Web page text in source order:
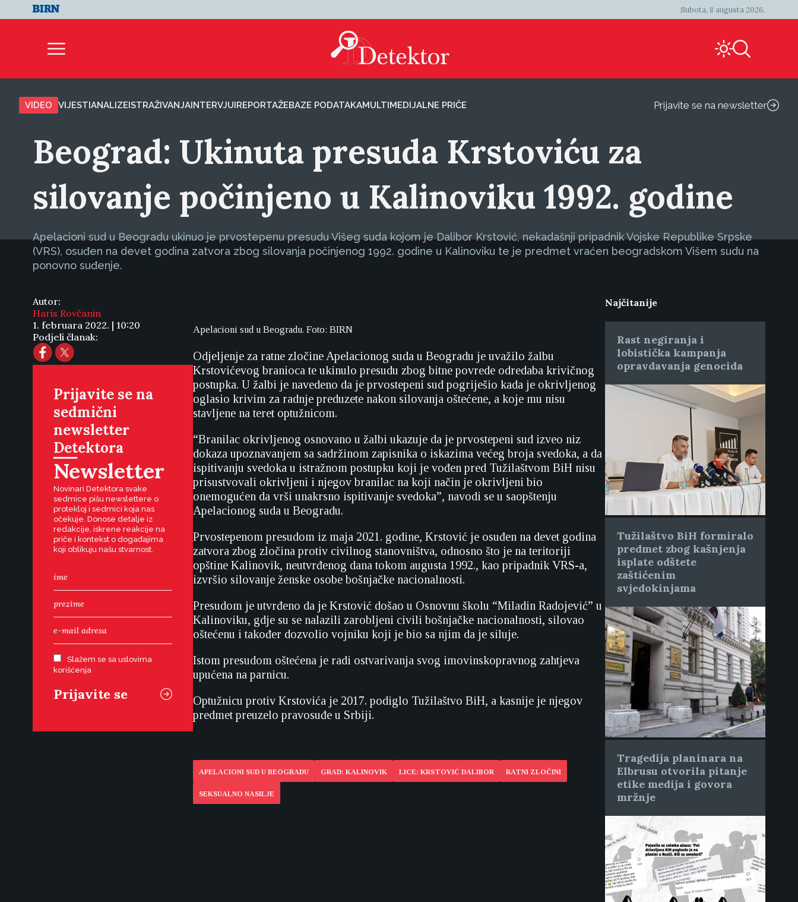
Subota, 8 augusta 2026.
VIDEO VIJESTIANALIZEISTRAŽIVANJAINTERVJUIREPORTAŽEBAZE PODATAKAMULTIMEDIJALNE PRIČE Prijavite se na newsletter
Beograd: Ukinuta presuda Krstoviću za
silovanje počinjeno u Kalinoviku 1992. godine
Apelacioni sud u Beogradu ukinuo je prvostepenu presudu Višeg suda kojom je Dalibor Krstović, nekadašnji pripadnik Vojske Republike Srpske
(VRS), osuđen na devet godina zatvora zbog silovanja počinjenog 1992. godine u Kalinoviku te je predmet vraćen beogradskom Višem sudu na
ponovno suđenje.
Autor:
Haris Rovčanin
1. februara 2022. | 10:20
Podjeli članak:
Prijavite se na
sedmični
newsletter
Detektora
Newsletter
Novinari Detektora svake
sedmice pišu newslettere o
protekloj i sedmici koja nas
očekuje. Donose detalje iz
redakcije, iskrene reakcije na
priče i kontekst o događajima
koji oblikuju našu stvarnost.
Slažem se sa uslovima
korišćenja
Apelacioni sud u Beogradu. Foto: BIRN
Odjeljenje za ratne zločine Apelacionog suda u Beogradu je uvažilo žalbu
Krstovićevog branioca te ukinulo presudu zbog bitne povrede odredaba krivičnog
postupka. U žalbi je navedeno da je prvostepeni sud pogriješio kada je okrivljenog
oglasio krivim za radnje preduzete nakon silovanja oštećene, a koje mu nisu
stavljene na teret optužnicom.
“Branilac okrivljenog osnovano u žalbi ukazuje da je prvostepeni sud izveo niz
dokaza upoznavanjem sa sadržinom zapisnika o iskazima većeg broja svedoka, a da
ispitivanju svedoka u istražnom postupku koji je vođen pred Tužilaštvom BiH nisu
prisustvovali okrivljeni i njegov branilac na koji način je okrivljeni bio
onemogućen da vrši unakrsno ispitivanje svedoka”, navodi se u saopštenju
Apelacionog suda u Beogradu.
Prvostepenom presudom iz maja 2021. godine, Krstović je osuđen na devet godina
zatvora zbog zločina protiv civilnog stanovništva, odnosno što je na teritoriji
opštine Kalinovik, neutvrđenog dana tokom augusta 1992., kao pripadnik VRS-a,
izvršio silovanje ženske osobe bošnjačke nacionalnosti.
Presudom je utvrđeno da je Krstović došao u Osnovnu školu “Miladin Radojević” u
Kalinoviku, gdje su se nalazili zarobljeni civili bošnjačke nacionalnosti, silovao
oštećenu i također dozvolio vojniku koji je bio sa njim da je siluje.
Istom presudom oštećena je radi ostvarivanja svog imovinskopravnog zahtjeva
upućena na parnicu.
Optužnicu protiv Krstovića je 2017. podiglo Tužilaštvo BiH, a kasnije je njegov
predmet preuzelo pravosuđe u Srbiji.
APELACIONI SUD U BEOGRADU GRAD: KALINOVIK LICE: KRSTOVIĆ DALIBOR RATNI ZLOČINI
SEKSUALNO NASILJE
Najčitanije
Rast negiranja i
lobistička kampanja
opravdavanja genocida
Tužilaštvo BiH formiralo
predmet zbog kašnjenja
isplate odštete
zaštićenim
svjedokinjama
Tragedija planinara na
Elbrusu otvorila pitanje
etike medija i govora
mržnje